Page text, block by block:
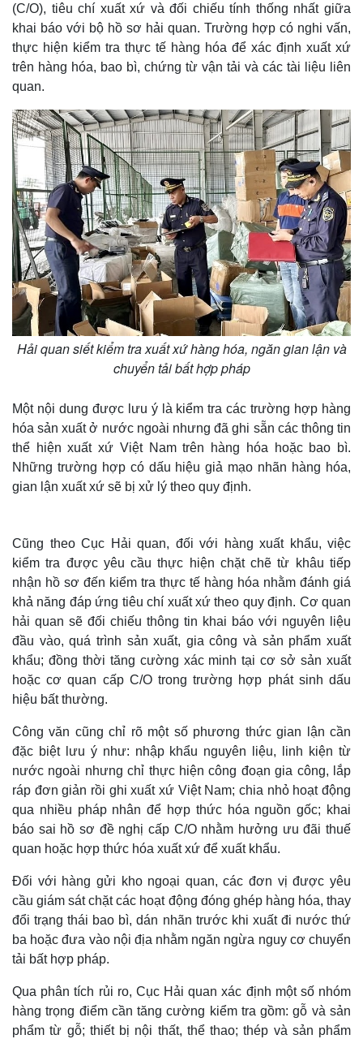
Thế giới
Cuộc sống đó đây
Hồ sơ
Ảnh
E-Magazine
Infographic
(C/O), tiêu chí xuất xứ và đối chiếu tính thống nhất giữa
khai báo với bộ hồ sơ hải quan. Trường hợp có nghi vấn,
thực hiện kiểm tra thực tế hàng hóa để xác định xuất xứ
trên hàng hóa, bao bì, chứng từ vận tải và các tài liệu liên
quan.
Hải quan siết kiểm tra xuất xứ hàng hóa, ngăn gian lận và
chuyển tải bất hợp pháp
Một nội dung được lưu ý là kiểm tra các trường hợp hàng
hóa sản xuất ở nước ngoài nhưng đã ghi sẵn các thông tin
thể hiện xuất xứ Việt Nam trên hàng hóa hoặc bao bì.
Những trường hợp có dấu hiệu giả mạo nhãn hàng hóa,
gian lận xuất xứ sẽ bị xử lý theo quy định.
Cũng theo Cục Hải quan, đối với hàng xuất khẩu, việc
kiểm tra được yêu cầu thực hiện chặt chẽ từ khâu tiếp
nhận hồ sơ đến kiểm tra thực tế hàng hóa nhằm đánh giá
khả năng đáp ứng tiêu chí xuất xứ theo quy định. Cơ quan
hải quan sẽ đối chiếu thông tin khai báo với nguyên liệu
đầu vào, quá trình sản xuất, gia công và sản phẩm xuất
khẩu; đồng thời tăng cường xác minh tại cơ sở sản xuất
hoặc cơ quan cấp C/O trong trường hợp phát sinh dấu
hiệu bất thường.
Công văn cũng chỉ rõ một số phương thức gian lận cần
đặc biệt lưu ý như: nhập khẩu nguyên liệu, linh kiện từ
nước ngoài nhưng chỉ thực hiện công đoạn gia công, lắp
ráp đơn giản rồi ghi xuất xứ Việt Nam; chia nhỏ hoạt động
qua nhiều pháp nhân để hợp thức hóa nguồn gốc; khai
báo sai hồ sơ đề nghị cấp C/O nhằm hưởng ưu đãi thuế
quan hoặc hợp thức hóa xuất xứ để xuất khẩu.
Đối với hàng gửi kho ngoại quan, các đơn vị được yêu
cầu giám sát chặt các hoạt động đóng ghép hàng hóa, thay
đổi trạng thái bao bì, dán nhãn trước khi xuất đi nước thứ
ba hoặc đưa vào nội địa nhằm ngăn ngừa nguy cơ chuyển
tải bất hợp pháp.
Qua phân tích rủi ro, Cục Hải quan xác định một số nhóm
hàng trọng điểm cần tăng cường kiểm tra gồm: gỗ và sản
phẩm từ gỗ; thiết bị nội thất, thể thao; thép và sản phẩm